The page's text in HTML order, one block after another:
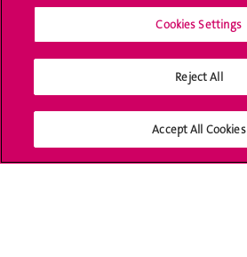
Calendrier académique
Médias sociaux UNIGE
Cookies Settings
Reject All
Accept All Cookies